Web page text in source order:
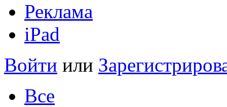
Реклама
iPad
Войти или
Все